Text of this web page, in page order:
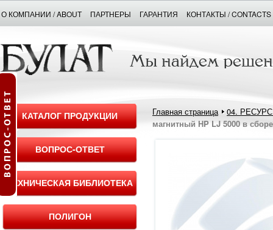
О КОМПАНИИ / ABOUT ПАРТНЕРЫ ГАРАНТИЯ КОНТАКТЫ / CONTACTS
КАТАЛОГ ПРОДУКЦИИ
ВОПРОС-ОТВЕТ
ТЕХНИЧЕСКАЯ БИБЛИОТЕКА
ПОЛИГОН
Главная страница
04.
магнитный HP LJ 5000 в